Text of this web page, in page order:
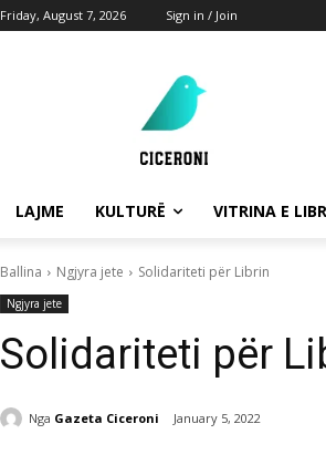
Friday, August 7, 2026 Sign in / Join
LAJME KULTURË VITRINA E
Ballina Ngjyra jete Solidariteti për Librin
Ngjyra jete
Solidariteti për
Nga Gazeta Ciceroni January 5, 2022